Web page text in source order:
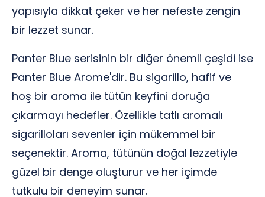
yapısıyla dikkat çeker ve her nefeste zengin
bir lezzet sunar.
Panter Blue serisinin bir diğer önemli çeşidi ise
Panter Blue Arome'dir. Bu sigarillo, hafif ve
hoş bir aroma ile tütün keyfini doruğa
çıkarmayı hedefler. Özellikle tatlı aromalı
sigarilloları sevenler için mükemmel bir
seçenektir. Aroma, tütünün doğal lezzetiyle
güzel bir denge oluşturur ve her içimde
tutkulu bir deneyim sunar.